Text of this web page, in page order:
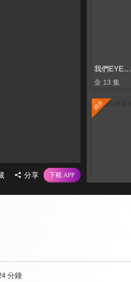
分享
我們EYE旅行 孩要去哪裡
全 13 集
分鐘